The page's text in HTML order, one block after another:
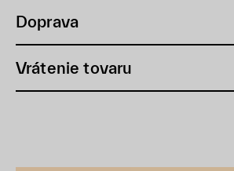
Doprava
Vrátenie tovaru